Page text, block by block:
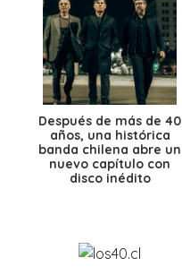
Después de más de 40
años, una histórica
banda chilena abre un
nuevo capítulo con
disco inédito